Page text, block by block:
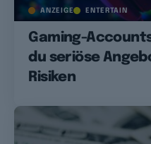
ANZEIGE ENTERTAIN
Gaming-
du seriöse
Risiken